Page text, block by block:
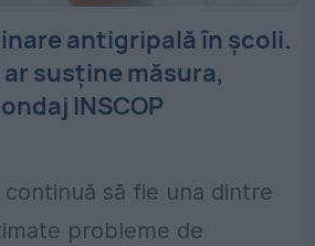
antigripală în școli.
susține măsura,
INSCOP
continuă să fie una dintre
probleme de